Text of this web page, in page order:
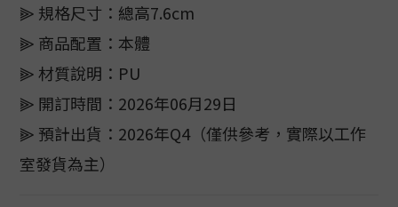
⫸ 規格尺寸：總高7.6cm
⫸ 商品配置：本體
⫸ 材質說明：PU
⫸ 開訂時間：2026年06月29日
⫸ 預計出貨：2026年Q4（僅供參考，實際以工作
室發貨為主）